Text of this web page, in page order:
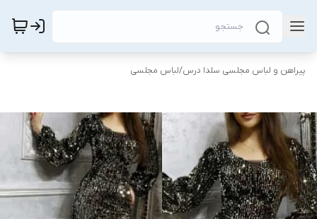
پیراهن و لباس مجلسی سلدا درس/لباس مجلسی